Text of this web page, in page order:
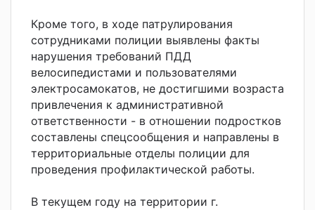
Кроме того, в ходе патрулирования
сотрудниками полиции выявлены факты
нарушения требований ПДД
велосипедистами и пользователями
электросамокатов, не достигшими возраста
привлечения к административной
ответственности - в отношении подростков
составлены спецсообщения и направлены в
территориальные отделы полиции для
проведения профилактической работы.
В текущем году на территории г.